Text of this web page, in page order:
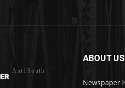
Ant1South
ABOUT US
Newspaper